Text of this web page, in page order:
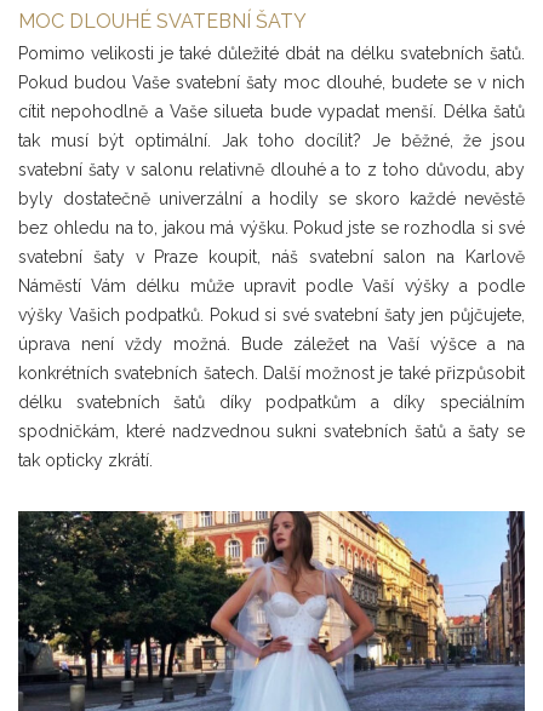
MOC DLOUHÉ SVATEBNÍ ŠATY
Pomimo velikosti je také důležité dbát na délku svatebních šatů.
Pokud budou Vaše svatební šaty moc dlouhé, budete se v nich
cítit nepohodlně a Vaše silueta bude vypadat menší. Délka šatů
tak musí být optimální. Jak toho docílit? Je běžné, že jsou
svatební šaty v salonu relativně dlouhé a to z toho důvodu, aby
byly dostatečně univerzální a hodily se skoro každé nevěstě
bez ohledu na to, jakou má výšku. Pokud jste se rozhodla si své
svatební šaty v Praze koupit, náš svatební salon na Karlově
Náměstí Vám délku může upravit podle Vaší výšky a podle
výšky Vašich podpatků. Pokud si své svatební šaty jen půjčujete,
úprava není vždy možná. Bude záležet na Vaší výšce a na
konkrétních svatebních šatech. Další možnost je také přizpůsobit
délku svatebních šatů díky podpatkům a díky speciálním
spodničkám, které nadzvednou sukni svatebních šatů a šaty se
tak opticky zkrátí.